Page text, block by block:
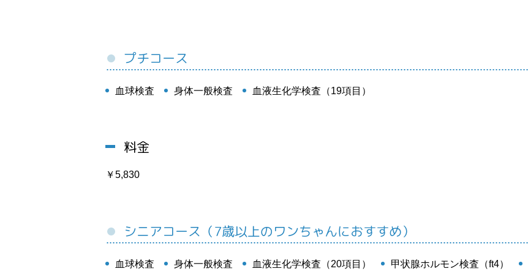
プチコース
血球検査 身体一般検査 血液生化学検査（19項目）
料金
￥5,830
シニアコース（7歳以上のワンちゃんにおすすめ）
血球検査 身体一般検査 血液生化学検査（20項目） 甲状腺ホルモン検査（ft4）